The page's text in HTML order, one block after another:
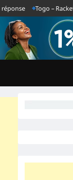
Togo – Racket